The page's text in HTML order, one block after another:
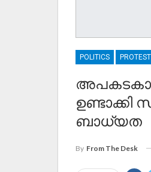
POLITICS PROTEST
ബാധ്യത
By From The Desk